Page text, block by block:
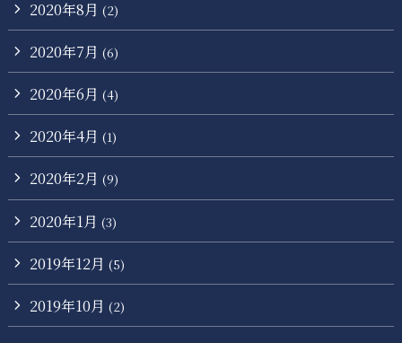
2020年8月 (2)
2020年7月 (6)
2020年6月 (4)
2020年4月 (1)
2020年2月 (9)
2020年1月 (3)
2019年12月 (5)
2019年10月 (2)